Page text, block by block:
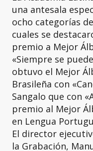
una antesala
ocho categorías
cuales se
premio a Mejor
«Siempre se
obtuvo el Mejor
Brasileña con
Sangalo que con
premio al Mejor
en Lengua
El director
la Grabación,